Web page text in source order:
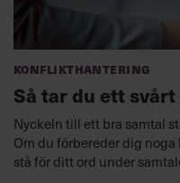
Konflikthantering
Så tar du ett
Nyckeln till ett bra samtal
Om du förbereder dig
stå för ditt ord under